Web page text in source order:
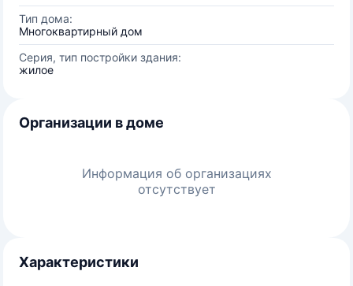
Тип дома:
Многоквартирный дом
Серия, тип постройки здания:
жилое
Организации в доме
Информация об организациях
отсутствует
Характеристики